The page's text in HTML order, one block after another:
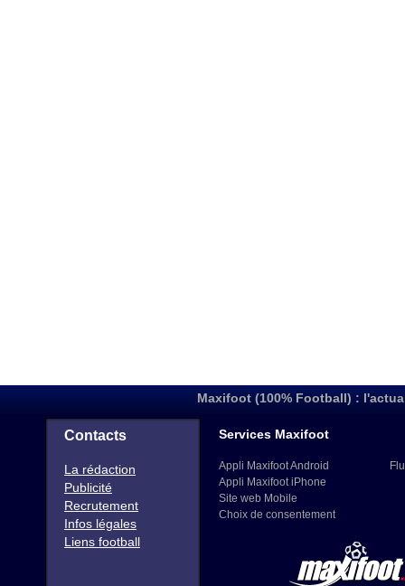
Maxifoot (100% Football) :
Contacts
La rédaction
Publicité
Recrutement
Infos légales
Liens football
Services Maxifoot
Appli Maxifoot Android
Appli Maxifoot iPhone
Site web Mobile
Choix de consentement